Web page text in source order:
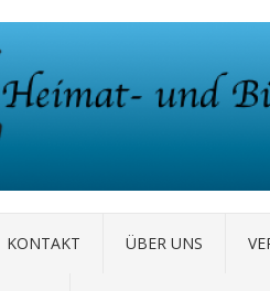
KONTAKT ÜBER UNS